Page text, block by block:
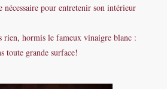
pour entretenir son intérieur
rien, hormis le fameux vinaigre blanc :
toute grande surface!